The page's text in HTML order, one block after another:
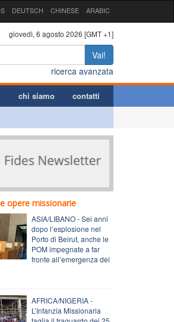
DEUTSCH CHINESE ARABIC
giovedì, 6 agosto 2026 [GMT +1]
Vai!
ricerca avanzata
chi siamo contatti
opere missionarie
ASIA/LIBANO - Sei anni
dopo l’esplosione nel
Porto di Beirut, anche le
POM impegnate a far
fronte all’emergenza dei
AFRICA/NIGERIA -
L’Infanzia Missionaria